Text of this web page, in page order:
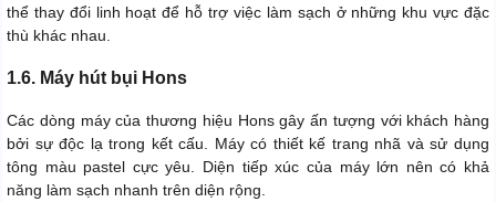
thể thay đổi linh hoạt để hỗ trợ việc làm sạch ở những khu vực đặc
thù khác nhau.
1.6. Máy hút bụi Hons
Các dòng máy của thương hiệu Hons gây ấn tượng với khách hàng
bởi sự độc lạ trong kết cấu. Máy có thiết kế trang nhã và sử dụng
tông màu pastel cực yêu. Diện tiếp xúc của máy lớn nên có khả
năng làm sạch nhanh trên diện rộng.